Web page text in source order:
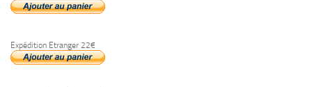
Expédition Etranger 22€